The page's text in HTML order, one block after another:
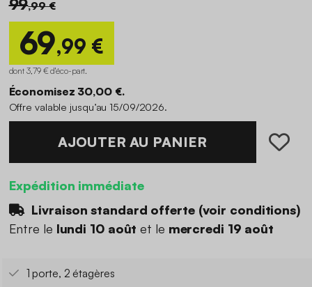
,99 €
69,99 €
dont 3,79 € d'éco-part.
Économisez 30,00 €.
Offre valable jusqu’au 15/09/2026.
AJOUTER AU PANIER
Expédition immédiate
Livraison standard offerte (voir conditions)
Entre le lundi 10 août et le mercredi 19 août
1 porte, 2 étagères